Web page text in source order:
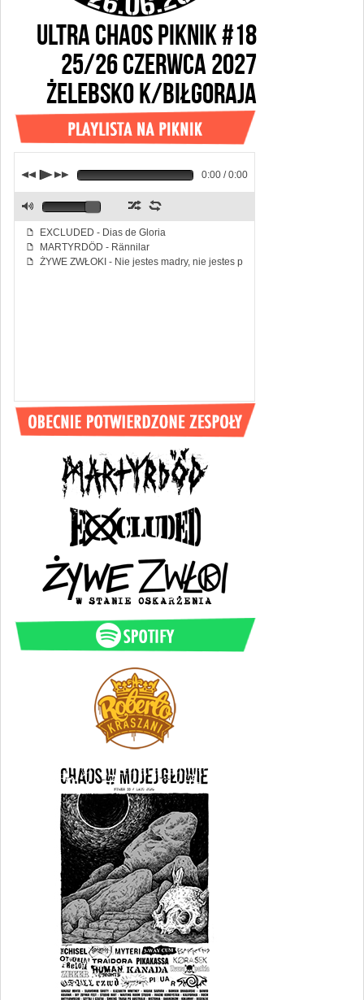
ULTRA CHAOS PIKNIK #18
25/26 CZERWCA 2027
ŻELEBSKO k/BIŁGORAJA
p
j k 0:00 / 0:00
f EXCLUDED - Dias de Gloria
f MARTYRDÖD - Rännilar
f ŻYWE ZWŁOKI - Nie jestes madry, nie jestes piekny
M z l